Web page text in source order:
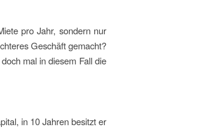
pro Jahr, sondern nur
Geschäft gemacht?
mal in diesem Fall die
in 10 Jahren besitzt er